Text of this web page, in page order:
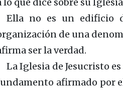
lo que dice sobre su
Ella no es un edificio
de una
ser la verdad.
La Iglesia de Jesucristo
afirmado por